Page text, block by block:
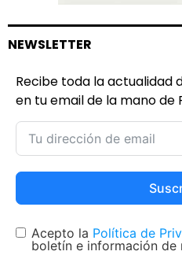
NEWSLETTER
Recibe toda la actualidad
en tu email de la mano de
Acepto la Política de
boletín e información de